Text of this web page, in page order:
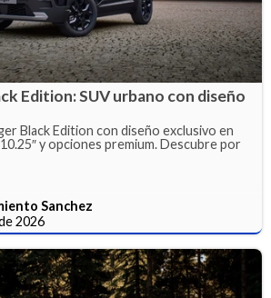
Edition: SUV urbano con diseño
Black Edition con diseño exclusivo en
y opciones premium. Descubre por
Sanchez
2026